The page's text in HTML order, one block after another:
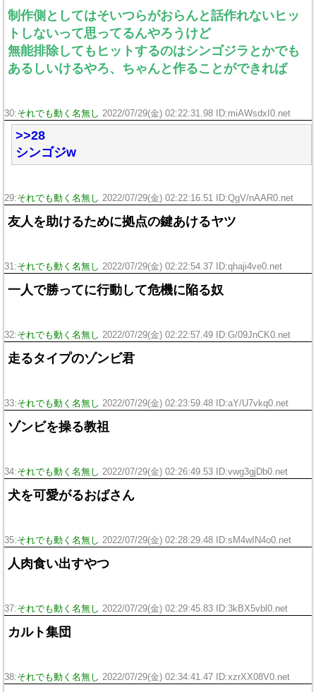
制作側としてはそいつらがおらんと話作れないヒッ
トしないって思ってるんやろうけど
無能排除してもヒットするのはシンゴジラとかでも
あるしいけるやろ、ちゃんと作ることができれば
30:それでも動く名無し 2022/07/29(金) 02:22:31.98 ID:miAWsdxI0.net
>>28
シンゴジw
29:それでも動く名無し 2022/07/29(金) 02:22:16.51 ID:QgV/nAAR0.net
友人を助けるために拠点の鍵あけるヤツ
31:それでも動く名無し 2022/07/29(金) 02:22:54.37 ID:qhaji4ve0.net
一人で勝ってに行動して危機に陥る奴
32:それでも動く名無し 2022/07/29(金) 02:22:57.49 ID:G/09JnCK0.net
走るタイプのゾンビ君
33:それでも動く名無し 2022/07/29(金) 02:23:59.48 ID:aY/U7vkq0.net
ゾンビを操る教祖
34:それでも動く名無し 2022/07/29(金) 02:26:49.53 ID:vwg3gjDb0.net
犬を可愛がるおばさん
35:それでも動く名無し 2022/07/29(金) 02:28:29.48 ID:sM4wIN4o0.net
人肉食い出すやつ
37:それでも動く名無し 2022/07/29(金) 02:29:45.83 ID:3kBX5vbl0.net
カルト集団
38:それでも動く名無し 2022/07/29(金) 02:34:41.47 ID:xzrXX08V0.net